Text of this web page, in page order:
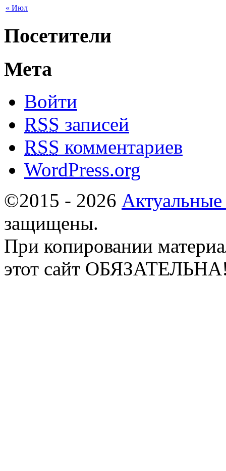
« Июл
Посетители
Мета
Войти
RSS записей
RSS комментариев
WordPress.org
©2015 - 2026
защищены.
При копировании
этот сайт